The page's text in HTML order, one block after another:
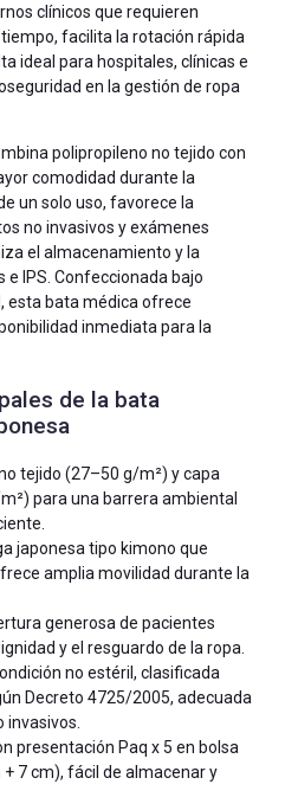
clínicos que requieren
facilita la rotación rápida
ideal para hospitales, clínicas e
en la gestión de ropa
polipropileno no tejido con
comodidad durante la
un solo uso, favorece la
no invasivos y exámenes
el almacenamiento y la
e IPS. Confeccionada bajo
esta bata médica ofrece
inmediata para la
de la bata
tejido (27–50 g/m²) y capa
para una barrera ambiental
japonesa tipo kimono que
amplia movilidad durante la
generosa de pacientes
y el resguardo de la ropa.
no estéril, clasificada
Decreto 4725/2005, adecuada
presentación Paq x 5 en bolsa
+ 7 cm), fácil de almacenar y